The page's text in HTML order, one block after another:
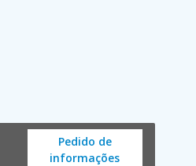
Pedido de
informações